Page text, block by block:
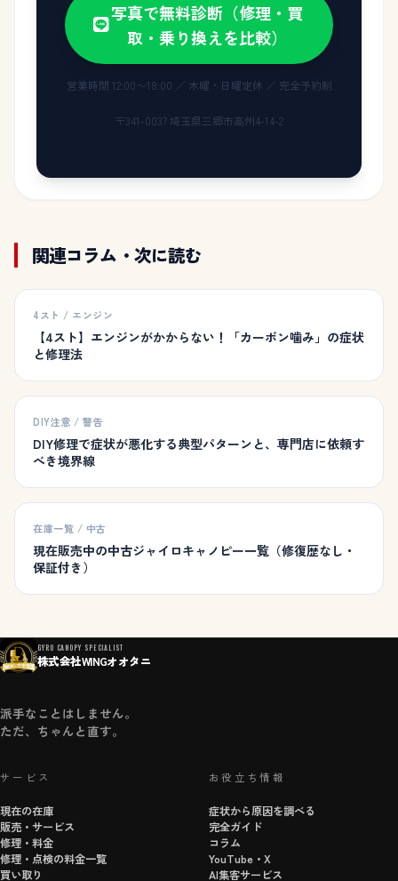
写真で無料診断（修理・買
取・乗り換えを比較）
営業時間 12:00〜18:00 ／ 木曜・日曜定休 ／ 完全予約制
〒341-0037 埼玉県三郷市高州4-14-2
関連コラム・次に読む
4スト / エンジン
【4スト】エンジンがかからない！「カーボン噛み」の症状
と修理法
DIY注意 / 警告
DIY修理で症状が悪化する典型パターンと、専門店に依頼す
べき境界線
在庫一覧 / 中古
現在販売中の中古ジャイロキャノピー一覧（修復歴なし・
保証付き）
GYRO CANOPY SPECIALIST
株式会社WINGオオタニ
派手なことはしません。
ただ、ちゃんと直す。
サービス
現在の在庫
販売・サービス
修理・料金
修理・点検の料金一覧
買い取り
お役立ち情報
症状から原因を調べる
完全ガイド
コラム
YouTube・X
AI集客サービス